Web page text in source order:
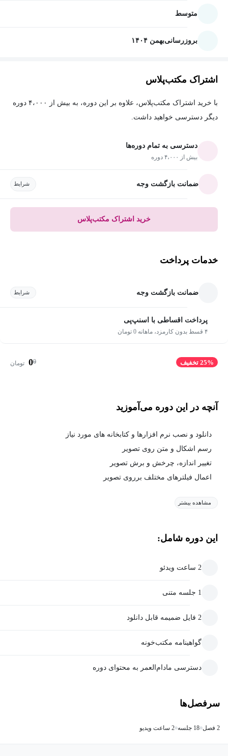
متوسط
بروزرسانیبهمن ۱۴۰۴
اشتراک مکتب‌پلاس
با خرید اشتراک مکتب‌پلاس، علاوه بر این دوره، به بیش از ۴،۰۰۰ دوره
دیگر دسترسی خواهید داشت.
دسترسی به تمام دوره‌ها
بیش از ۴،۰۰۰ دوره
ضمانت بازگشت وجه شرایط
خرید اشتراک مکتب‌پلاس
خدمات پرداخت
ضمانت بازگشت وجه شرایط
پرداخت اقساطی با اسنپ‌پی
۴ قسط بدون کارمزد، ماهانه 0 تومان
25% تخفیف 0
0 تومان
آنچه در این دوره می‌آموزید
دانلود و نصب نرم افزارها و کتابخانه های مورد نیاز
رسم اشکال و متن روی تصویر
تغییر اندازه، چرخش و برش تصویر
اعمال فیلترهای مختلف برروی تصویر
مشاهده بیشتر
این دوره شامل:
2 ساعت ویدئو
1 جلسه متنی
2 فایل ضمیمه قابل دانلود
گواهینامه مکتب‌خونه
دسترسی مادام‌العمر به محتوای دوره
سرفصل‌ها
2 فصل 18 جلسه 2 ساعت ویدیو